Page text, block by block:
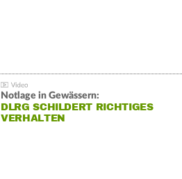
Notlage in Gewässern:
DLRG SCHILDERT RICHTIGES
VERHALTEN